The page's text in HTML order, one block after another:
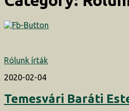
Rólunk írták
2020-02-04
Temesvári Baráti